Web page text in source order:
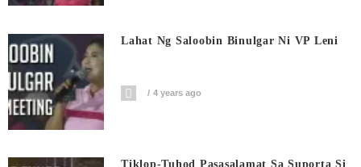
Lahat Ng Saloobin Binulgar Ni VP Leni
4 years ago
Tiklop-Tuhod Pasasalamat Sa Suporta Si